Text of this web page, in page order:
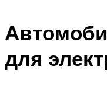
для